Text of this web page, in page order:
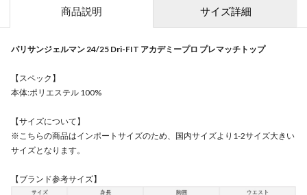
商品説明 サイズ詳細
パリサンジェルマン 24/25 Dri-FIT アカデミープロ プレマッチトップ
【スペック】
本体:ポリエステル 100%
【サイズについて】
※こちらの商品はインポートサイズのため、国内サイズより1-2サイズ大きい
サイズとなります。
【ブランド参考サイズ】